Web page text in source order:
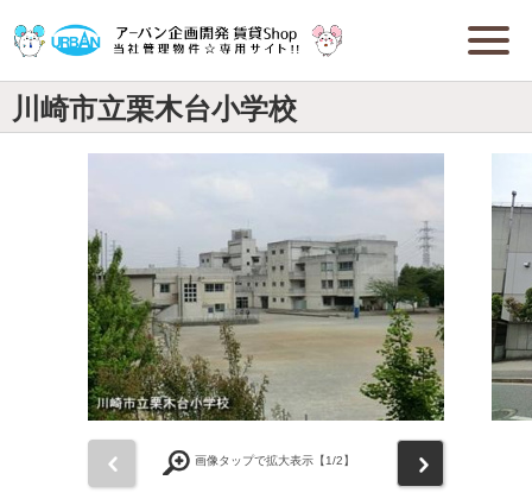
川崎市立栗木台小学校
画像タップで拡大表示【1/2】